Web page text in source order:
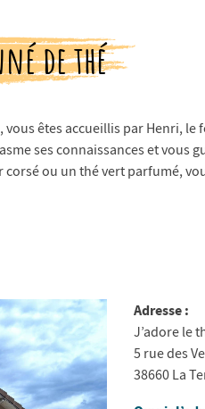
de thé
êtes accueillis par Henri, le
ses connaissances et
ou un thé vert parfumé,
Adresse :
J’adore le
5 rue des
38660 La